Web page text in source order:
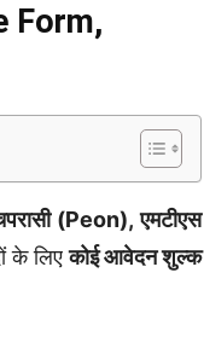
Form,
(Peon), एमटीएस
के लिएकोई आवेदन शुल्क